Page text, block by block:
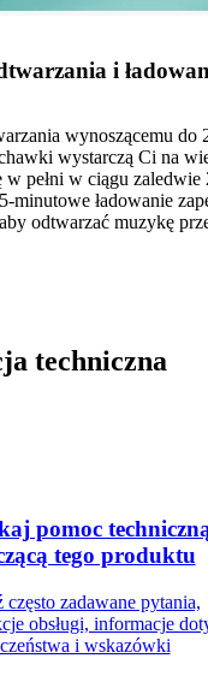
i
wynoszącemu do
wystarczą Ci na
w pełni w ciągu
minutowe ładowanie
odtwarzać muzykę
techniczna
pomoc
tego produktu
często zadawane pytania,
obsługi, informacje
i wskazówki